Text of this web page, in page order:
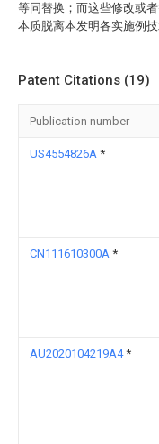
等同替换；而这些修改或
本质脱离本发明各实施例
Patent Citations (19)
Publication number
US4554826A *
CN111610300A *
AU2020104219A4*